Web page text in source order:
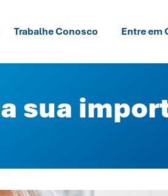
Trabalhe Conosco Entre em
sua